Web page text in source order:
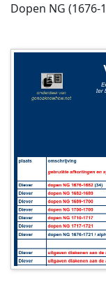
Dopen NG